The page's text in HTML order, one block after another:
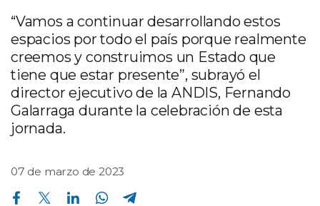
“Vamos a continuar desarrollando estos
espacios por todo el país porque realmente
creemos y construimos un Estado que
tiene que estar presente”, subrayó el
director ejecutivo de la ANDIS, Fernando
Galarraga durante la celebración de esta
jornada.
07 de marzo de 2023
Compartir en Facebook Compartir en Twitter Compartir en Linkedin Compartir en Whatsapp